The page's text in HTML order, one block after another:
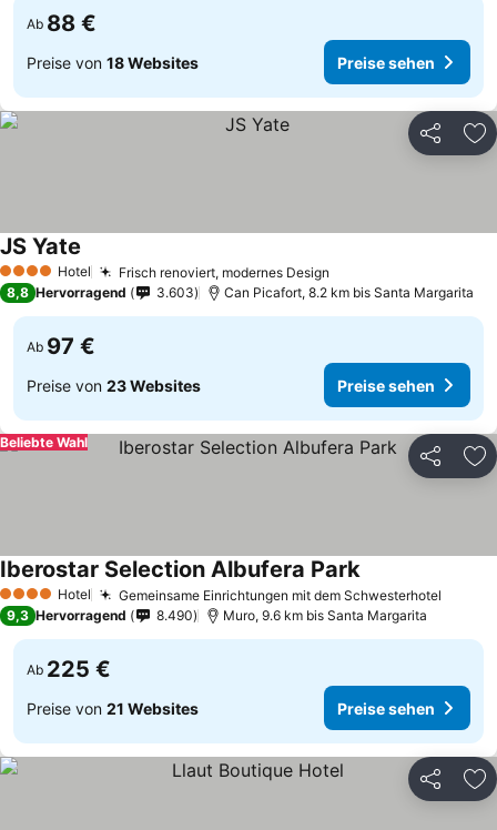
Ab 88 €
Preise von 18 Websites Preise sehen
Teilen
4 Sterne Hotel Frisch renoviert, modernes Design
JS Yate
8,8 Hervorragend 3.603 Can Picafort, 8.2 km bis Santa Margarita
Ab 97 €
Preise von 23 Websites Preise sehen
Teilen
Beliebte Wahl
4 Sterne Hotel Gemeinsame Einrichtungen mit dem Schwesterhotel
Iberostar Selection Albufera Park
9,3 Hervorragend 8.490 Muro, 9.6 km bis Santa Margarita
Ab 225 €
Preise von 21 Websites Preise sehen
Teilen